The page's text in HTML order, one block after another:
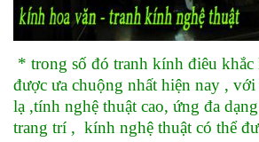
* trong số đó tranh kính điêu khắc
được ưa chuộng nhất hiện nay ,
lạ ,tính nghệ thuật cao, ứng đa
trang trí , kính nghệ thuật có thể